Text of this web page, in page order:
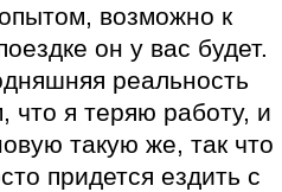
возможно к
он у вас будет.
реальность
что я теряю работу, и
такую же, так что
придется ездить с